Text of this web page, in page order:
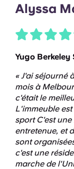
Alyssa
Yugo Berkeley
« J'ai séjourné
mois à
c'était le
L'immeuble
sport C'est
entretenue, et
sont
c'est une
marche de